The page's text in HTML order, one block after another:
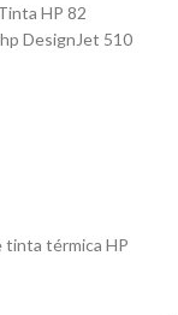
HP 82
DesignJet 510
tinta térmica HP